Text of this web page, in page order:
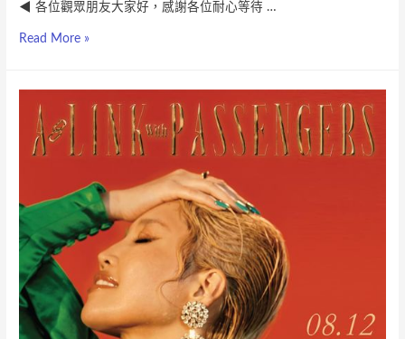
◀︎ 各位觀眾朋友大家好，感謝各位耐心等待 …
Read More »